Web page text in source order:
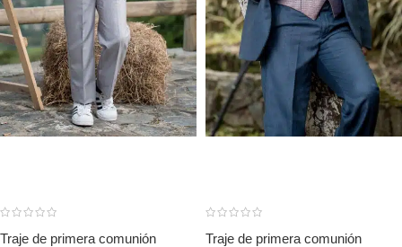
Traje de primera comunión
Traje de primera comunión